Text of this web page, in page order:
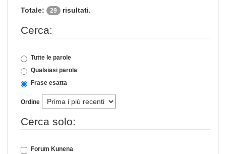
Totale: 29 risultati.
Cerca:
Tutte le parole
Qualsiasi parola
Frase esatta
Ordine
Cerca solo:
Forum Kunena